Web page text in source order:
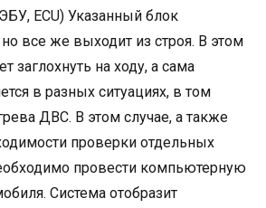
ECU) Указанный блок
все же выходит из строя. В этом
заглохнуть на ходу, а сама
в разных ситуациях, в том
ДВС. В этом случае, а также
проверки отдельных
провести компьютерную
Система отобразит